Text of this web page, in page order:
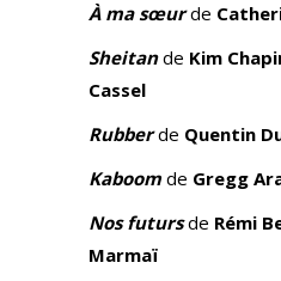
À ma sœurde
Sheitande Kim
Cassel
Rubberde Quentin
Kaboom de Gregg
Nos futursde Rémi
Marmaï